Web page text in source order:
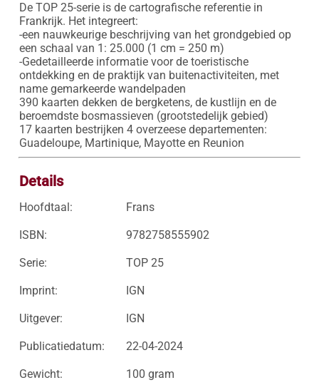
De TOP 25-serie is de cartografische referentie in
Frankrijk. Het integreert:
-een nauwkeurige beschrijving van het grondgebied op
een schaal van 1: 25.000 (1 cm = 250 m)
-Gedetailleerde informatie voor de toeristische
ontdekking en de praktijk van buitenactiviteiten, met
name gemarkeerde wandelpaden
390 kaarten dekken de bergketens, de kustlijn en de
beroemdste bosmassieven (grootstedelijk gebied)
17 kaarten bestrijken 4 overzeese departementen:
Guadeloupe, Martinique, Mayotte en Reunion
Details
Hoofdtaal: Frans
ISBN: 9782758555902
Serie: TOP 25
Imprint: IGN
Uitgever: IGN
Publicatiedatum: 22-04-2024
Gewicht: 100 gram